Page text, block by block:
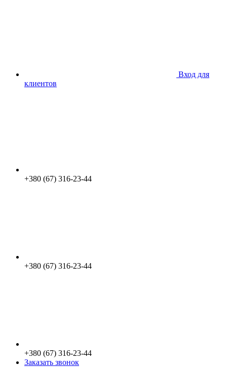
Вход для
клиентов
+380 (67) 316-23-44
+380 (67) 316-23-44
+380 (67) 316-23-44
Заказать звонок